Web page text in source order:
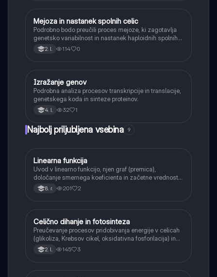
Biologija
Mejoza in nastanek spolnih celic
Podrobno bodo preučili proces mejoze, ki zagotavlja
genetsko variabilnost in nastanek haploidnih spolnih
celic (gamet).
2. l. 114 0
Biologija
Izražanje genov
Podrobna analiza procesov transkripcije in translacije,
genetskega koda in sinteze proteinov.
4. l. 32 1
Najbolj priljubljena vsebina 9
Matematika
Linearna funkcija
Uvod v linearno funkcijo, njen graf (premica),
določanje smernega koeficienta in začetne vrednosti.
Učenci bodo znali narisati graf linearne funkcije.
8. r. 201 2
Naravoslovje
Celično dihanje in fotosinteza
Preučevanje procesov pridobivanja energije v celicah
(glikoliza, Krebsov cikel, oksidativna fosforilacija) in
pretvorbe svetlobne energije v kemično energijo
(fotosinteza).
2. l. 145 3